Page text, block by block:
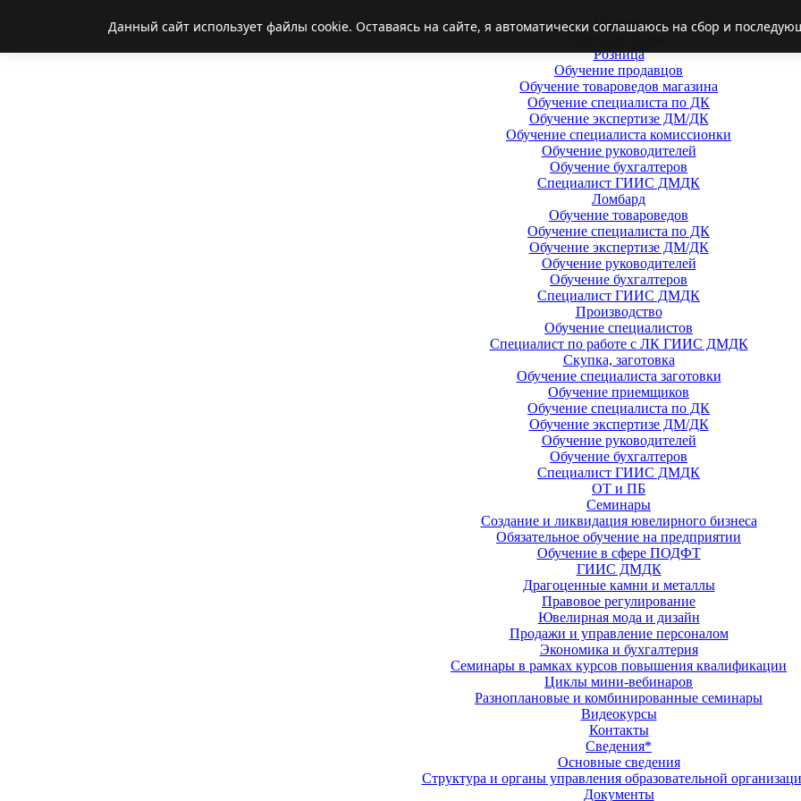
Главная
Розница
Обучение продавцов
Обучение товароведов магазина
Обучение специалиста по ДК
Обучение экспертизе ДМ/ДК
Обучение специалиста комиссионки
Обучение руководителей
Обучение бухгалтеров
Специалист ГИИС ДМДК
Ломбард
Обучение товароведов
Обучение специалиста по ДК
Обучение экспертизе ДМ/ДК
Обучение руководителей
Обучение бухгалтеров
Специалист ГИИС ДМДК
Производство
Обучение специалистов
Специалист по работе с ЛК ГИИС ДМДК
Скупка, заготовка
Обучение специалиста заготовки
Обучение приемщиков
Обучение специалиста по ДК
Обучение экспертизе ДМ/ДК
Обучение руководителей
Обучение бухгалтеров
Специалист ГИИС ДМДК
ОТ и ПБ
Семинары
Создание и ликвидация ювелирного бизнеса
Обязательное обучение на предприятии
Обучение в сфере ПОДФТ
ГИИС ДМДК
Драгоценные камни и металлы
Правовое регулирование
Ювелирная мода и дизайн
Продажи и управление персоналом
Экономика и бухгалтерия
Семинары в рамках курсов повышения квалификации
Циклы мини-вебинаров
Разноплановые и комбинированные семинары
Видеокурсы
Контакты
Сведения*
Основные сведения
Структура и органы управления образовательной
Документы
Данный сайт использует файлы cookie. Оставаясь на сайте, я автоматически соглашаюсь на сбор и